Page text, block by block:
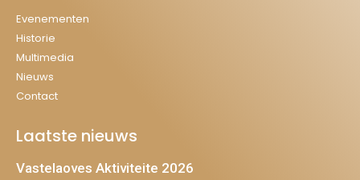
Evenementen
Historie
Multimedia
Nieuws
Contact
Laatste nieuws
Vastelaoves Aktiviteite 2026